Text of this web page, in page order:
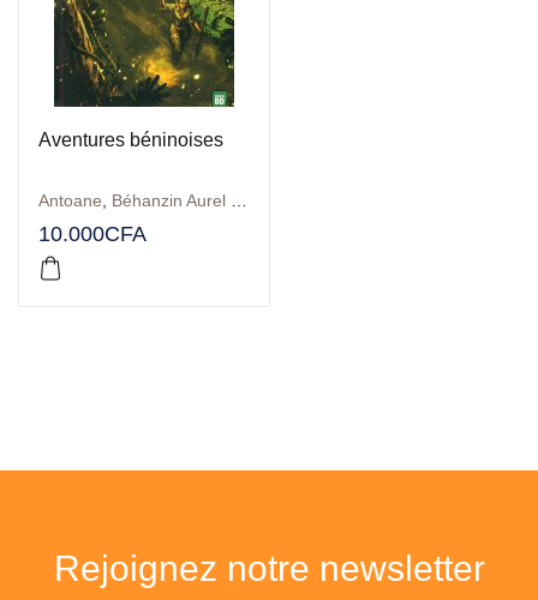
Aventures béninoises
Antoane Béhanzin Aurel Giresse
10.000CFA
Rejoignez notre newsletter